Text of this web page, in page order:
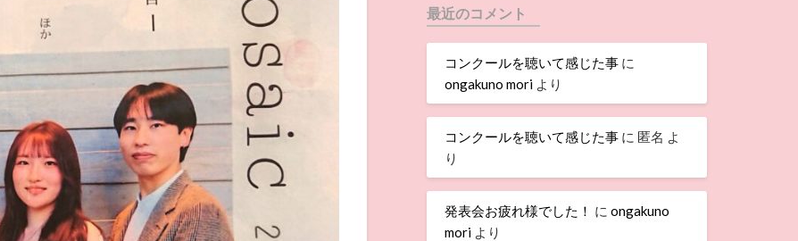
最近のコメント
コンクールを聴いて感じた事に
ongakuno moriより
コンクールを聴いて感じた事に 匿名 よ
り
発表会お疲れ様でした！ に ongakuno
moriより